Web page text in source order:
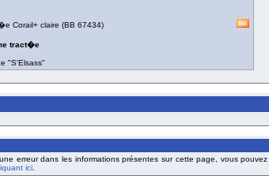
Corail+ claire (BB 67434)
tract�e
"S'Elsass"
erreur dans les informations présentes sur cette page, vous pouvez
ici.